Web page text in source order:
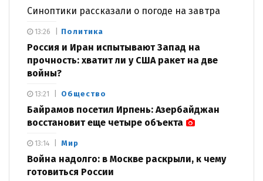
Синоптики рассказали о погоде на завтра
Политика
Россия и Иран испытывают Запад на
прочность: хватит ли у США ракет на две
войны?
13:26
Общество
Байрамов посетил Ирпень: Азербайджан
восстановит еще четыре объекта
13:21
Мир
Война надолго: в Москве раскрыли, к чему
готовиться России
13:14